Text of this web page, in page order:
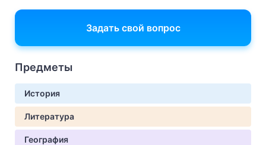
Задать свой вопрос
Предметы
История
Литература
География